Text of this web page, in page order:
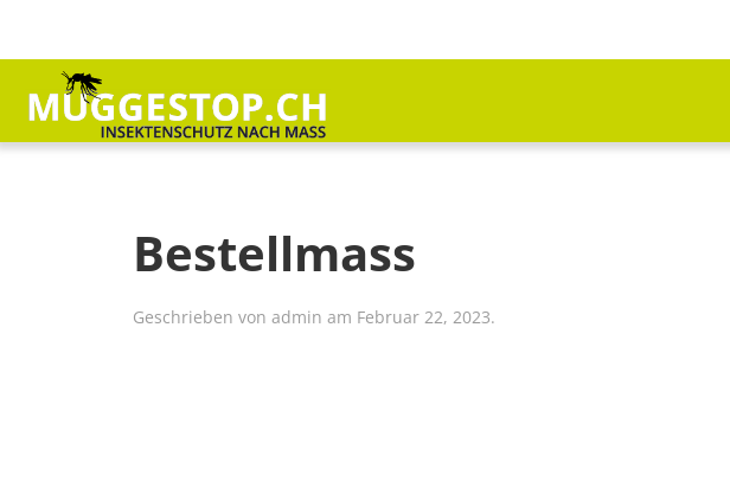
Bestellmass
Geschrieben von admin am Februar 22, 2023.